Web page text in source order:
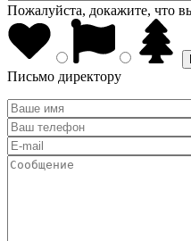
Пожалуйста, докажите, что
Письмо директору